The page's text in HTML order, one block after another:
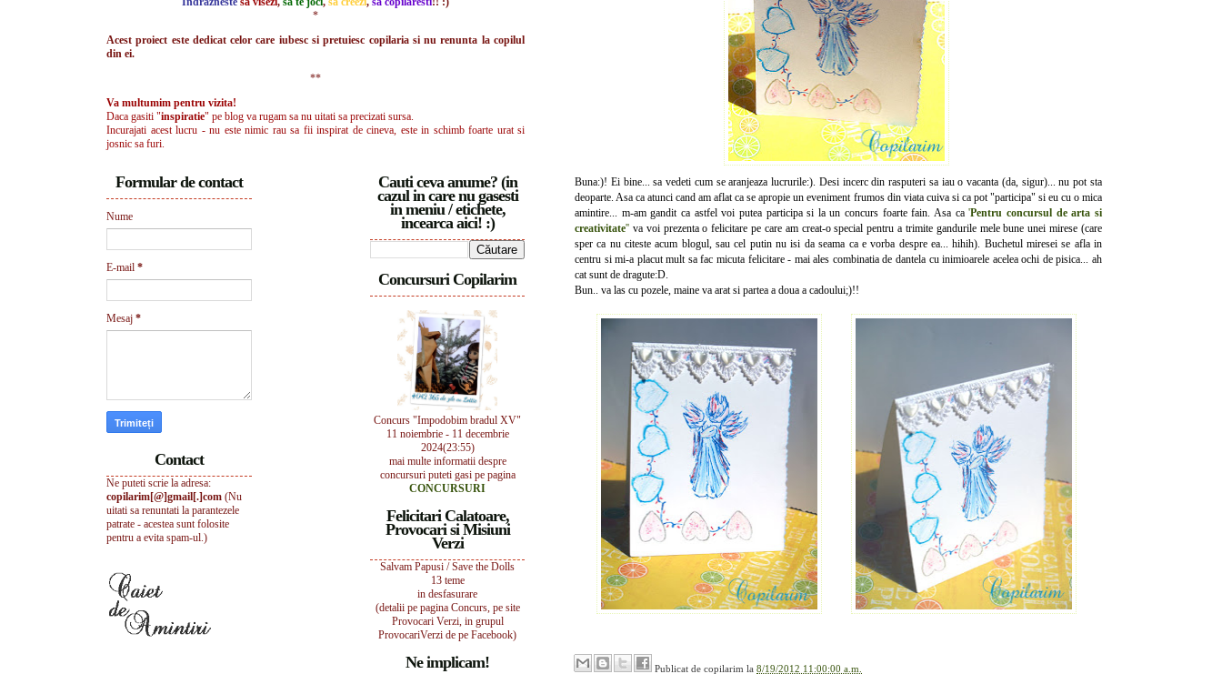
Buna:)! Ei bine... sa vedeti cum se aranjeaza lucrurile:). Desi incerc din rasputeri sa iau o vacanta (da, sigur)... nu pot sta
deoparte. Asa ca atunci cand am aflat ca se apropie un eveniment frumos din viata cuiva si ca pot "participa" si eu cu o mica
amintire... m-am gandit ca astfel voi putea participa si la un concurs foarte fain. Asa ca'Pentru concursul de arta si
creativitate'' va voi prezenta o felicitare pe care am creat-o special pentru a trimite gandurile mele bune unei mirese (care
sper ca nu citeste acum blogul, sau cel putin nu isi da seama ca e vorba despre ea... hihih). Buchetul miresei se afla in
centru si mi-a placut mult sa fac micuta felicitare - mai ales combinatia de dantela cu inimioarele acelea ochi de pisica... ah
cat sunt de dragute:D.
Bun.. va las cu pozele, maine va arat si partea a doua a cadoului;)!!
Publicat de copilarim la 8/19/2012 11:00:00 a.m.
*
Acest proiect este dedicat celor care iubesc si pretuiesc copilaria si nu renunta la copilul
din ei.
**
Va multumim pentru vizita!
Daca gasiti "inspiratie" pe blog va rugam sa nu uitati sa precizati sursa.
Incurajati acest lucru - nu este nimic rau sa fii inspirat de cineva, este in schimb foarte urat si
josnic sa furi.
Cauti ceva anume? (in
cazul in care nu gasesti
in meniu / etichete,
incearca aici! :)
Concursuri Copilarim
Concurs "Impodobim bradul XV"
11 noiembrie - 11 decembrie
2024(23:55)
mai multe informatii despre
concursuri puteti gasi pe pagina
CONCURSURI
Felicitari Calatoare,
Provocari si Misiuni
Verzi
Salvam Papusi / Save the Dolls
13 teme
in desfasurare
(detalii pe pagina Concurs, pe site
Provocari Verzi, in grupul
ProvocariVerzi de pe Facebook)
Ne implicam!
Formular de contact
Nume
E-mail *
Mesaj *
Contact
Ne puteti scrie la adresa:
copilarim[@]gmail[.]com (Nu
uitati sa renuntati la parantezele
patrate - acestea sunt folosite
pentru a evita spam-ul.)